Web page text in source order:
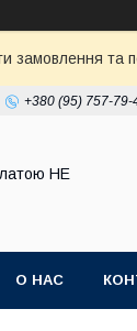
та
+380 (95) 757-79-
НЕ
О НАС